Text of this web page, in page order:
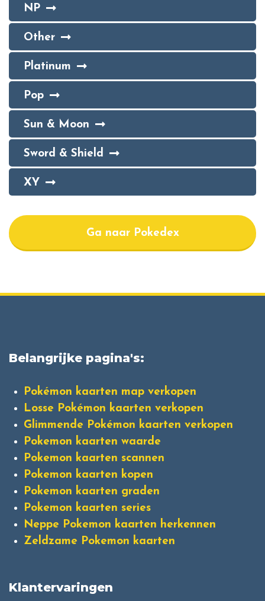
NP
Other
Platinum
Pop
Sun & Moon
Sword & Shield
XY
Ga naar Pokedex
Belangrijke pagina's:
Pokémon kaarten map verkopen
Losse Pokémon kaarten verkopen
Glimmende Pokémon kaarten verkopen
Pokemon kaarten waarde
Pokemon kaarten scannen
Pokemon kaarten kopen
Pokemon kaarten graden
Pokemon kaarten series
Neppe Pokemon kaarten herkennen
Zeldzame Pokemon kaarten
Klantervaringen